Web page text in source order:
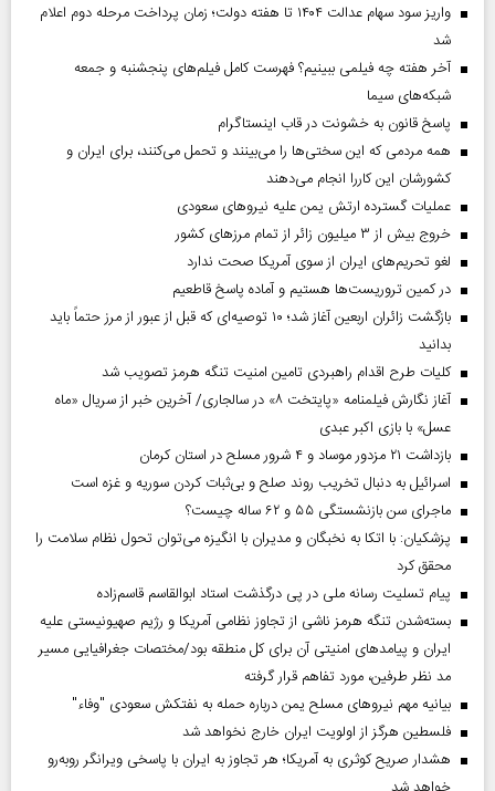
واریز سود سهام عدالت ۱۴۰۴ تا هفته دولت؛ زمان پرداخت مرحله دوم اعلام
شد
آخر هفته چه فیلمی ببینیم؟ فهرست کامل فیلم‌های پنجشنبه و جمعه
شبکه‌های سیما
پاسخ قانون به خشونت در قاب اینستاگرام
همه مردمی که این سختی‌ها را می‌بینند و تحمل می‌کنند، برای ایران و
کشورشان این کاررا انجام می‌دهند
عملیات گسترده ارتش یمن علیه نیروهای سعودی
خروج بیش از ۳ میلیون زائر از تمام مرز‌های کشور
لغو تحریم‌های ایران از سوی آمریکا صحت ندارد
در کمین تروریست‌ها هستیم و آماده پاسخ قاطعیم
بازگشت زائران اربعین آغاز شد؛ ۱۰ توصیه‌ای که قبل از عبور از مرز حتماً باید
بدانید
کلیات طرح اقدام راهبردی تامین امنیت تنگه هرمز تصویب شد
آغاز نگارش فیلمنامه «پایتخت ۸» در سالجاری/ آخرین خبر از سریال «ماه
عسل» با بازی اکبر عبدی
بازداشت ۲۱ مزدور موساد و ۴ شرور مسلح در استان کرمان
اسرائیل به دنبال تخریب روند صلح و بی‌ثبات کردن سوریه و غزه است
ماجرای سن بازنشستگی ۵۵ و ۶۲ ساله چیست؟
پزشکیان: با اتکا به نخبگان و مدیران با انگیزه می‌توان تحول نظام سلامت را
محقق کرد
پیام تسلیت رسانه ملی در پی درگذشت استاد ابوالقاسم قاسم‌زاده
بسته‌شدن تنگه هرمز ناشی از تجاوز نظامی آمریکا و رژیم صهیونیستی علیه
ایران و پیامد‌های امنیتی آن برای کل منطقه بود/مختصات جغرافیایی مسیر
مد نظر طرفین، مورد تفاهم قرار گرفته
بیانیه مهم نیروهای مسلح یمن درباره حمله به نفتکش سعودی "وفاء"
فلسطین هرگز از اولویت ایران خارج نخواهد شد
هشدار صریح کوثری به آمریکا؛ هر تجاوز به ایران با پاسخی ویرانگر روبه‌رو